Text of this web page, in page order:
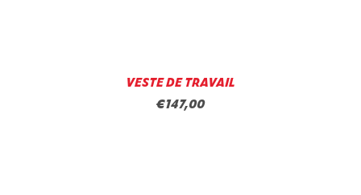
VESTE DE TRAVAIL
€147,00